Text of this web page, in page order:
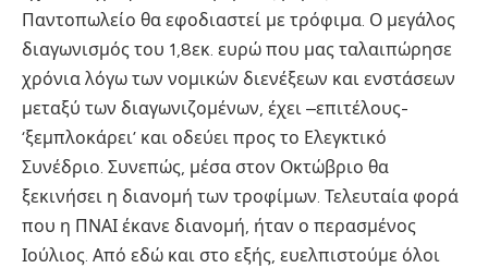
Παντοπωλείο θα εφοδιαστεί με τρόφιμα. Ο μεγάλος
διαγωνισμός του 1,8εκ. ευρώ που μας ταλαιπώρησε
χρόνια λόγω των νομικών διενέξεων και ενστάσεων
μεταξύ των διαγωνιζομένων, έχει –επιτέλους-
‘ξεμπλοκάρει’ και οδεύει προς το Ελεγκτικό
Συνέδριο. Συνεπώς, μέσα στον Οκτώβριο θα
ξεκινήσει η διανομή των τροφίμων. Τελευταία φορά
που η ΠΝΑΙ έκανε διανομή, ήταν ο περασμένος
Ιούλιος. Από εδώ και στο εξής, ευελπιστούμε όλοι